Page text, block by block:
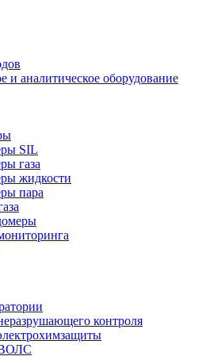
и аналитическое оборудование
SIL
газа
жидкости
пара
контроля
ВОЛС